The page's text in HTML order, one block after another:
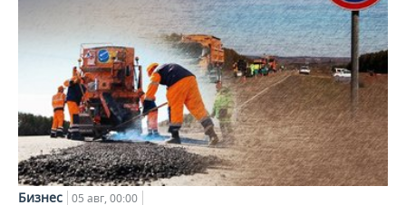
Бизнес 05 авг, 00:00